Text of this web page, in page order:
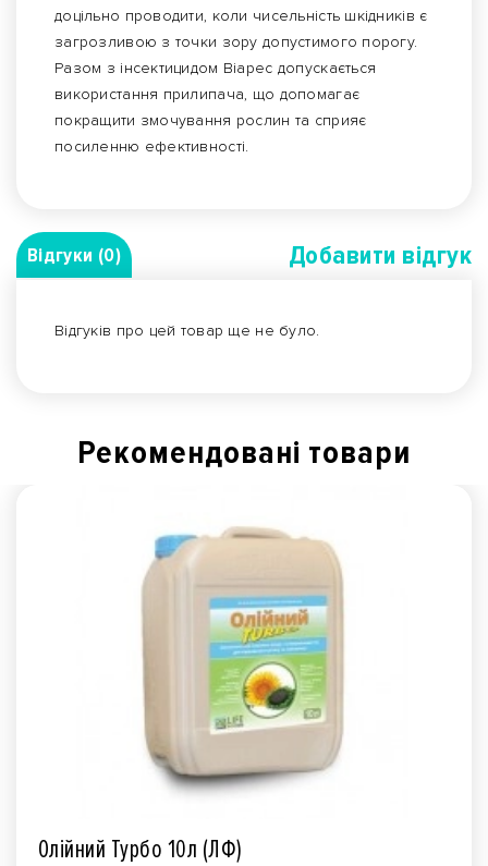
доцільно проводити, коли чисельність шкідників є
загрозливою з точки зору допустимого порогу.
Разом з інсектицидом Віарес допускається
використання прилипача, що допомагає
покращити змочування рослин та сприяє
посиленню ефективності.
Відгуки (0) Добавити вiдгук
Відгуків про цей товар ще не було.
Рекомендованi товари
Олійний Турбо 10л (ЛФ)